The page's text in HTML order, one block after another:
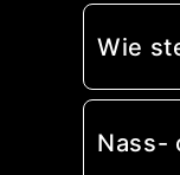
Wie
Nass-